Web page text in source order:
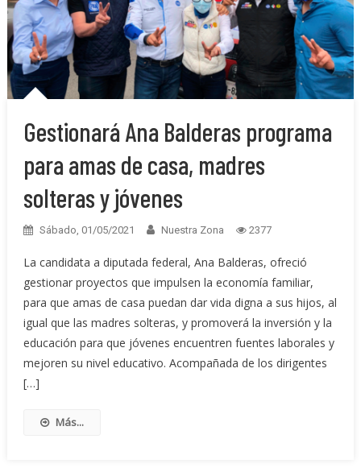
Gestionará Ana Balderas programa
para amas de casa, madres
solteras y jóvenes
Sábado, 01/05/2021 Nuestra Zona 2377
La candidata a diputada federal, Ana Balderas, ofreció
gestionar proyectos que impulsen la economía familiar,
para que amas de casa puedan dar vida digna a sus hijos, al
igual que las madres solteras, y promoverá la inversión y la
educación para que jóvenes encuentren fuentes laborales y
mejoren su nivel educativo. Acompañada de los dirigentes
[…]
Más...